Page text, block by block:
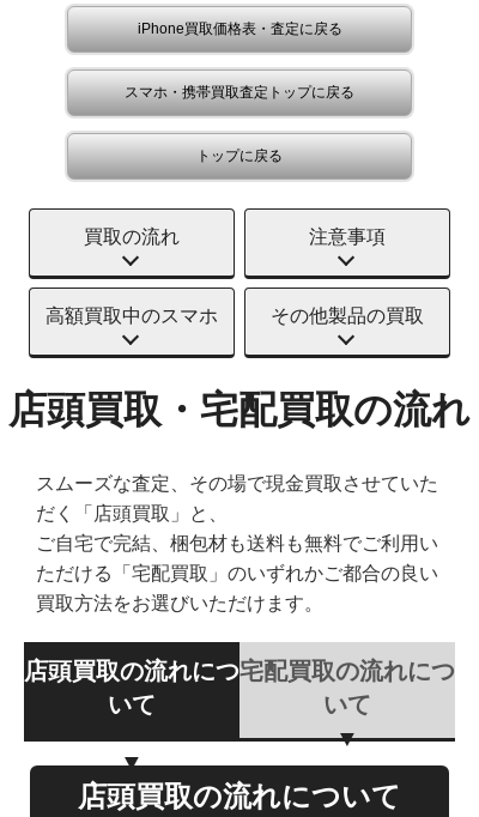
iPhone買取価格表・査定に戻る
スマホ・携帯買取査定トップに戻る
トップに戻る
買取の流れ 注意事項
高額買取中のスマホ その他製品の買取
店頭買取・宅配買取の流れ
スムーズな査定、その場で現金買取させていた
だく「店頭買取」と、
ご自宅で完結、梱包材も送料も無料でご利用い
ただける「宅配買取」のいずれかご都合の良い
買取方法をお選びいただけます。
店頭買取の流れにつ
いて
宅配買取の流れにつ
いて
店頭買取の流れについて